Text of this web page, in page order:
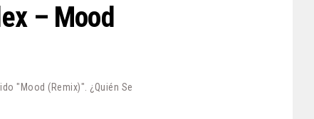
– Mood
"Mood (Remix)". ¿Quién Se